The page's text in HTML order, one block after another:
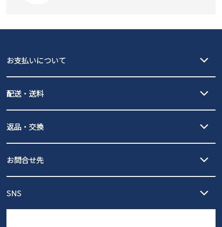
GAP
瞬足
お支払いについて
PayPay（オンライン決済）、代金引換のご利用が可能です。
配送・送料
北海道・本州・四国・九州…550円
3,980円（税込）以上お買い上げで送料無料
発送日・送料詳細については
ご利用ください。
全国一律…220円（税込）
発送日・送料詳細についてはご利用ガイドを
ご利用ください。
返品・交換
の片道無料サービスを実施中！
ントとしても安心してご利用いただけるよう、サイズ交換の受付期
お問合せ先
営業時間：11時～17時
SNS